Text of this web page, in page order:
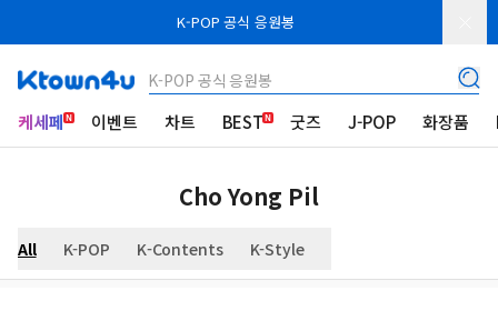
K-POP 공식 응원봉
K-POP 공식 응원봉
케세페 이벤트 차트 BEST 굿즈 J-POP 화장품
Cho Yong Pil
All K-POP K-Contents K-Style